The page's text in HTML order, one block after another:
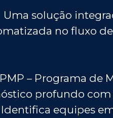
Uma solução
no fluxo
– Programa de
profundo com
Identifica equipes